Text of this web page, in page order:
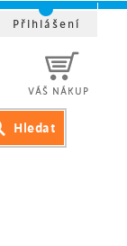
VÁŠ NÁKUP
Přihlášení